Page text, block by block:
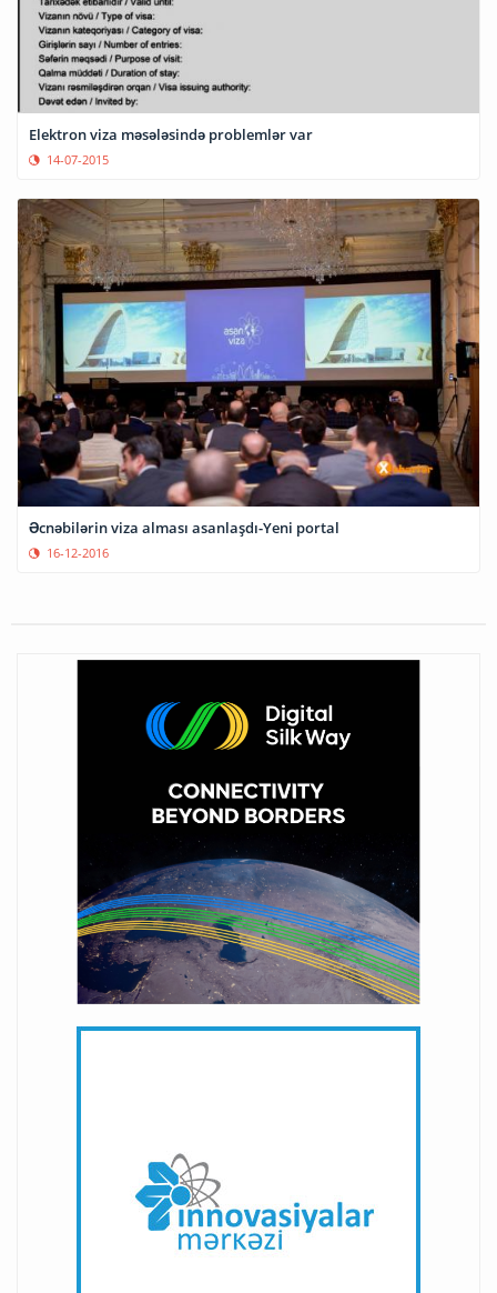
Elektron viza məsələsində problemlər var
14-07-2015
Əcnəbilərin viza alması asanlaşdı-Yeni portal
16-12-2016